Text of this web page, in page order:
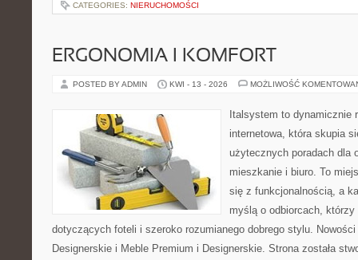
CATEGORIES: NIERUCHOMOŚCI
ERGONOMIA I KOMFORT
POSTED BY ADMIN KWI - 13 - 2026 MOŻLIWOŚĆ
Italsystem to dynamicznie
internetowa, która skupia
użytecznych poradach dla
mieszkanie i biuro. To
się z funkcjonalnością, a
myślą o odbiorcach, którzy
dotyczących foteli i szeroko rozumianego dobrego stylu.
Designerskie i Meble Premium i Designerskie. Strona została